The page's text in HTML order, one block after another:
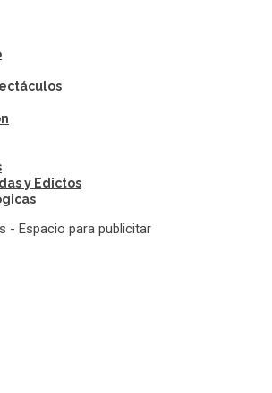
y Edictos